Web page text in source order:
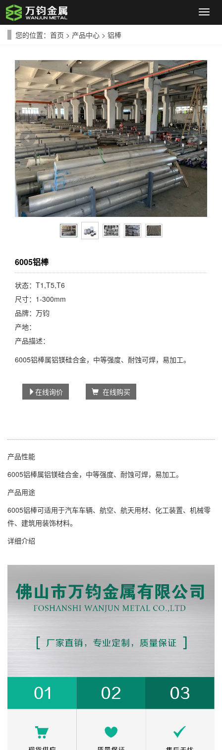
导
航
您的位置： 首页 > 产品中心 > 铝棒
6005铝棒
状态：T1,T5,T6
尺寸：1-300mm
品牌：万钧
产地：
产品描述：
6005铝棒属铝镁硅合金，中等强度、耐蚀可焊，易加工。
在线询价 在线购买
产品性能
6005铝棒属铝镁硅合金，中等强度、耐蚀可焊，易加工。
产品用途
6005铝棒可适用于汽车车辆、航空、航天用材、化工装置、机械零
件、建筑用装饰材料。
详细介绍